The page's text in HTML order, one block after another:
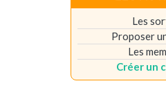
Les
Proposer
Les
Créer un